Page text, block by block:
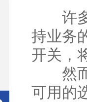
许多
持业务
开关，
然而
可用的